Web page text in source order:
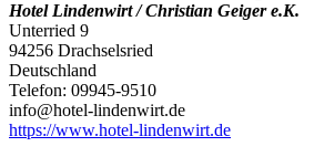
Hotel Lindenwirt / Christian Geiger e.K.
Unterried 9
94256 Drachselsried
Deutschland
Telefon: 09945-9510
info@hotel-lindenwirt.de
https://www.hotel-lindenwirt.de